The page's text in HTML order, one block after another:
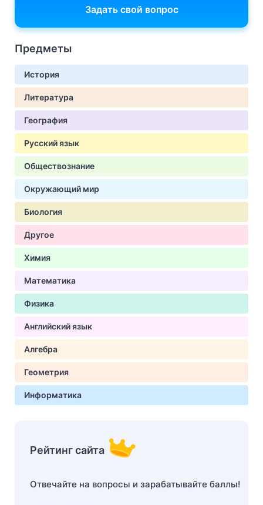
Задать свой вопрос
Предметы
История
Литература
География
Русский язык
Обществознание
Окружающий мир
Биология
Другое
Химия
Математика
Физика
Английский язык
Алгебра
Геометрия
Информатика
Рейтинг сайта
Отвечайте на вопросы и зарабатывайте баллы!